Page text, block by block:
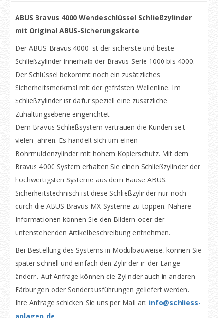
ABUS Bravus 4000 Wendeschlüssel Schließzylinder
mit Original ABUS-Sicherungskarte
Der ABUS Bravus 4000 ist der sicherste und beste
Schließzylinder innerhalb der Bravus Serie 1000 bis 4000.
Der Schlüssel bekommt noch ein zusätzliches
Sicherheitsmerkmal mit der gefrästen Wellenline. Im
Schließzylinder ist dafür speziell eine zusätzliche
Zuhaltungsebene eingerichtet.
Dem Bravus Schließsystem vertrauen die Kunden seit
vielen Jahren. Es handelt sich um einen
Bohrmuldenzylinder mit hohem Kopierschutz. Mit dem
Bravus 4000 System erhalten Sie einen Schließzylinder der
hochwertigsten Systeme aus dem Hause ABUS.
Sicherheitstechnisch ist diese Schließzylinder nur noch
durch die ABUS Bravus MX-Systeme zu toppen. Nähere
Informationen können Sie den Bildern oder der
untenstehenden Artikelbeschreibung entnehmen.
Bei Bestellung des Systems in Modulbauweise, können Sie
später schnell und einfach den Zylinder in der Länge
ändern. Auf Anfrage können die Zylinder auch in anderen
Färbungen oder Sonderausführungen geliefert werden.
Ihre Anfrage schicken Sie uns per Mail an: info@schliess-
anlagen.de